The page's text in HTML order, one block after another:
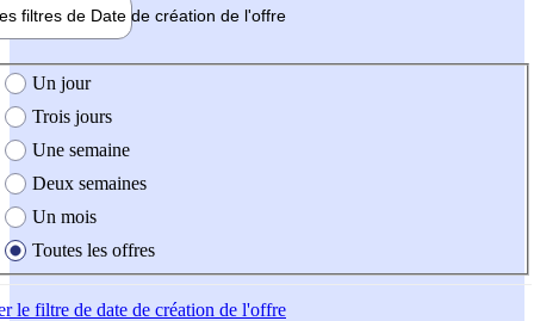
filtres de Date de création de l'offre
création de l'offre
Un jour
Trois jours
Une semaine
Deux semaines
Un mois
Toutes les offres
le filtre de date de création de l'offre